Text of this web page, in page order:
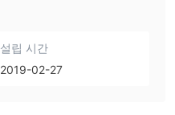
설립 시간
2019-02-27